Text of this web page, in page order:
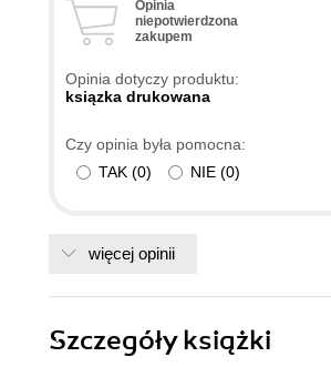
Opinia
niepotwierdzona
zakupem
Opinia dotyczy produktu:
ksiązka drukowana
Czy opinia była pomocna:
TAK (0) NIE (0)
więcej opinii
Szczegółyksiążki